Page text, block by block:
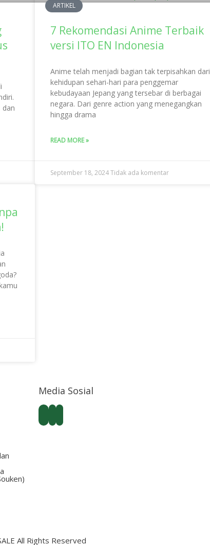
dan
ARTIKEL
7 Rekomendasi Anime Terbaik
versi ITO EN Indonesia
Anime telah menjadi bagian tak terpisahkan dari
kehidupan sehari-hari para penggemar
kebudayaan Jepang yang tersebar di berbagai
negara. Dari genre action yang menegangkan
hingga drama
READ MORE »
September 18, 2024Tidak ada komentar
Media Sosial
All Rights Reserved